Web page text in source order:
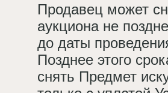
Продавец может
аукциона не
до даты
Позднее этого
снять Предмет